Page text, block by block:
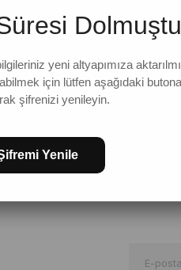
yeni altyapımıza
için lütfen aşağıdaki butona
şifrenizi yenileyin.
Yenile